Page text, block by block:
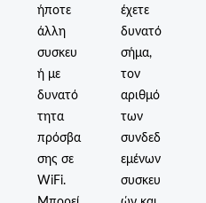
ήποτε
άλλη
συσκευ
ή με
δυνατό
τητα
πρόσβα
σης σε
WiFi.
έχετε
δυνατό
σήμα,
τον
αριθμό
των
συνδεδ
εμένων
συσκευ